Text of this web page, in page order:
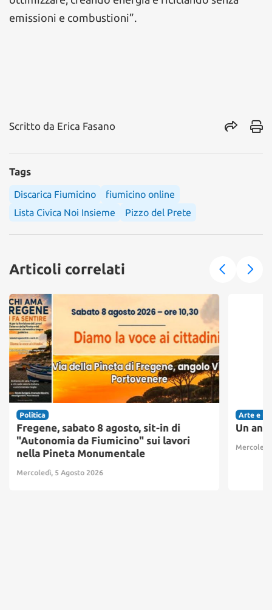
emissioni e combustioni”.
Scritto da Erica Fasano
Tags
Discarica Fiumicino
fiumicino online
Lista Civica Noi Insieme
Pizzo del Prete
Articoli correlati
Politica
Fregene, sabato 8 agosto, sit-in di
"Autonomia da Fiumicino" sui lavori
nella Pineta Monumentale
Mercoledì, 5 Agosto 2026
Arte e
Un